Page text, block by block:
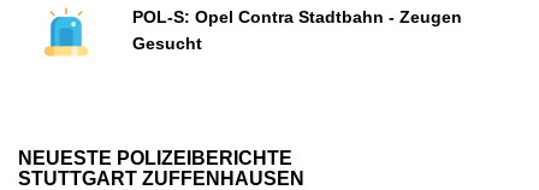
POL-S: Opel Contra Stadtbahn - Zeugen
Gesucht
NEUESTE POLIZEIBERICHTE
STUTTGART ZUFFENHAUSEN